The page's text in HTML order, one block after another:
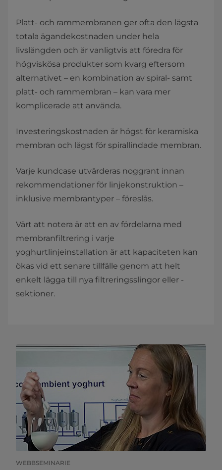
Platt- och rammembranen ger ofta den lägsta
totala ägandekostnaden under hela
livslängden och är vanligtvis att föredra för
högviskösa produkter som kvarg eftersom
alternativet – en kombination av spiral- samt
platt- och rammembran – kan vara mer
komplicerade att använda.
Investeringskostnaden är högst för keramiska
membran och lägst för spirallindade membran.
Varje kundcase utvärderas noggrant innan
rekommendationer för linjekonstruktion –
inklusive membrantyper – föreslås.
Värt att notera är att en av fördelarna med
membranfiltrering i varje
yoghurtlinjeinstallation är att kapaciteten kan
ökas vid ett senare tillfälle genom att helt
enkelt lägga till nya filtreringsslingor eller -
sektioner.
WEBBSEMINARIE